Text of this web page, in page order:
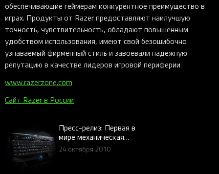
обеспечивающие геймерам конкурентное преимущество в
играх. Продукты от Razer предоставляют наилучшую
точность, чувствительность, обладают повышенным
удобством использования, имеют свой безошибочно
узнаваемый фирменный стиль и завоевали надежную
репутацию в качестве лидеров игровой периферии.
www.razerzone.com
Сайт Razer в России
Пресс-релиз: Первая в
мире механическая
клавиатура,
разработанная для
24 октября 2010